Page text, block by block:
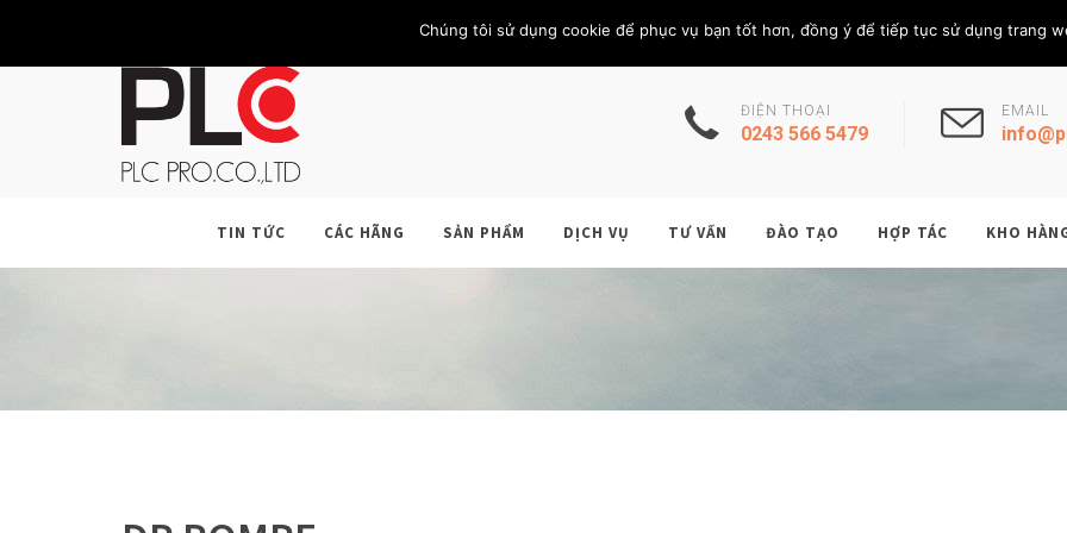
KHÁCH HÀNG LIÊN HỆ THÀNH VIÊN Thứ Sáu, 7/8/
ĐIỆN THOẠI
0243 566 5479
EMAIL
TIN TỨC CÁC HÃNG SẢN PHẨM DỊCH VỤ TƯ VẤN ĐÀO TẠO HỢP TÁC KHO
Chúng tôi sử dụng cookie để phục vụ bạn tốt hơn, đồng ý để tiếp tục sử dụng trang